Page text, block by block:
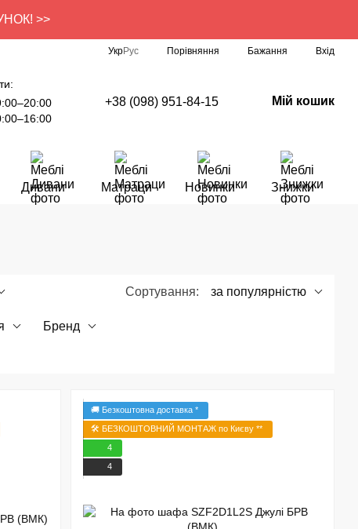
>>
УкрРус Порівняння Бажання Вхід
+38 (098) 951-84-15 Мій кошик
Дивани Матраци Новинки Знижки
Бренд
Сортування: за популярністю
🚚 Безкоштовна доставка *
🛠️ БЕЗКОШТОВНИЙ МОНТАЖ по Києву **
4
4